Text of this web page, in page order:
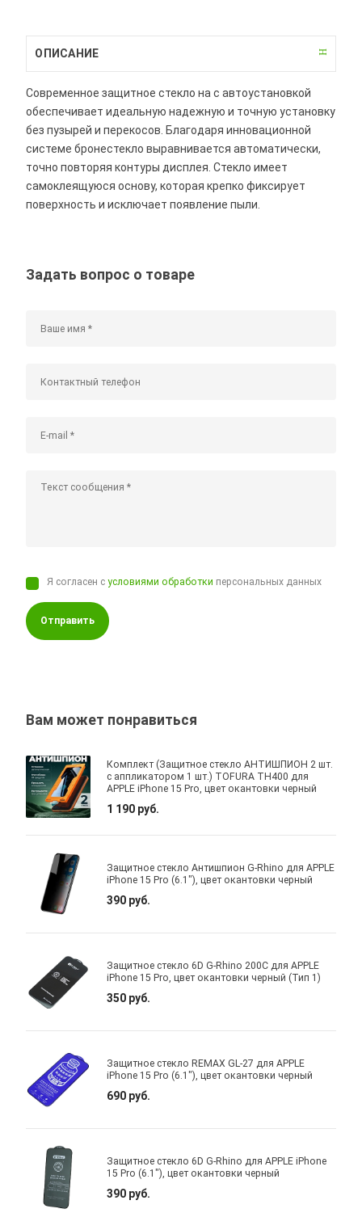
ОПИСАНИЕ
Современное защитное стекло на с автоустановкой
обеспечивает идеальную надежную и точную установку
без пузырей и перекосов. Благодаря инновационной
системе бронестекло выравнивается автоматически,
точно повторяя контуры дисплея. Стекло имеет
самоклеящуюся основу, которая крепко фиксирует
поверхность и исключает появление пыли.
Задать вопрос о товаре
Я согласен сусловиями обработки персональных данных
Отправить
Вам может понравиться
Комплект (Защитное стекло АНТИШПИОН 2 шт.
с аппликатором 1 шт.) TOFURA TH400 для
APPLE iPhone 15 Pro, цвет окантовки черный
1 190 руб.
Защитное стекло Антишпион G-Rhino для APPLE
iPhone 15 Pro (6.1"), цвет окантовки черный
390 руб.
Защитное стекло 6D G-Rhino 200C для APPLE
iPhone 15 Pro, цвет окантовки черный (Тип 1)
350 руб.
Защитное стекло REMAX GL-27 для APPLE
iPhone 15 Pro (6.1"), цвет окантовки черный
690 руб.
Защитное стекло 6D G-Rhino для APPLE iPhone
15 Pro (6.1"), цвет окантовки черный
390 руб.